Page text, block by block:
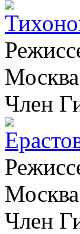
Москва
Член
Москва
Член